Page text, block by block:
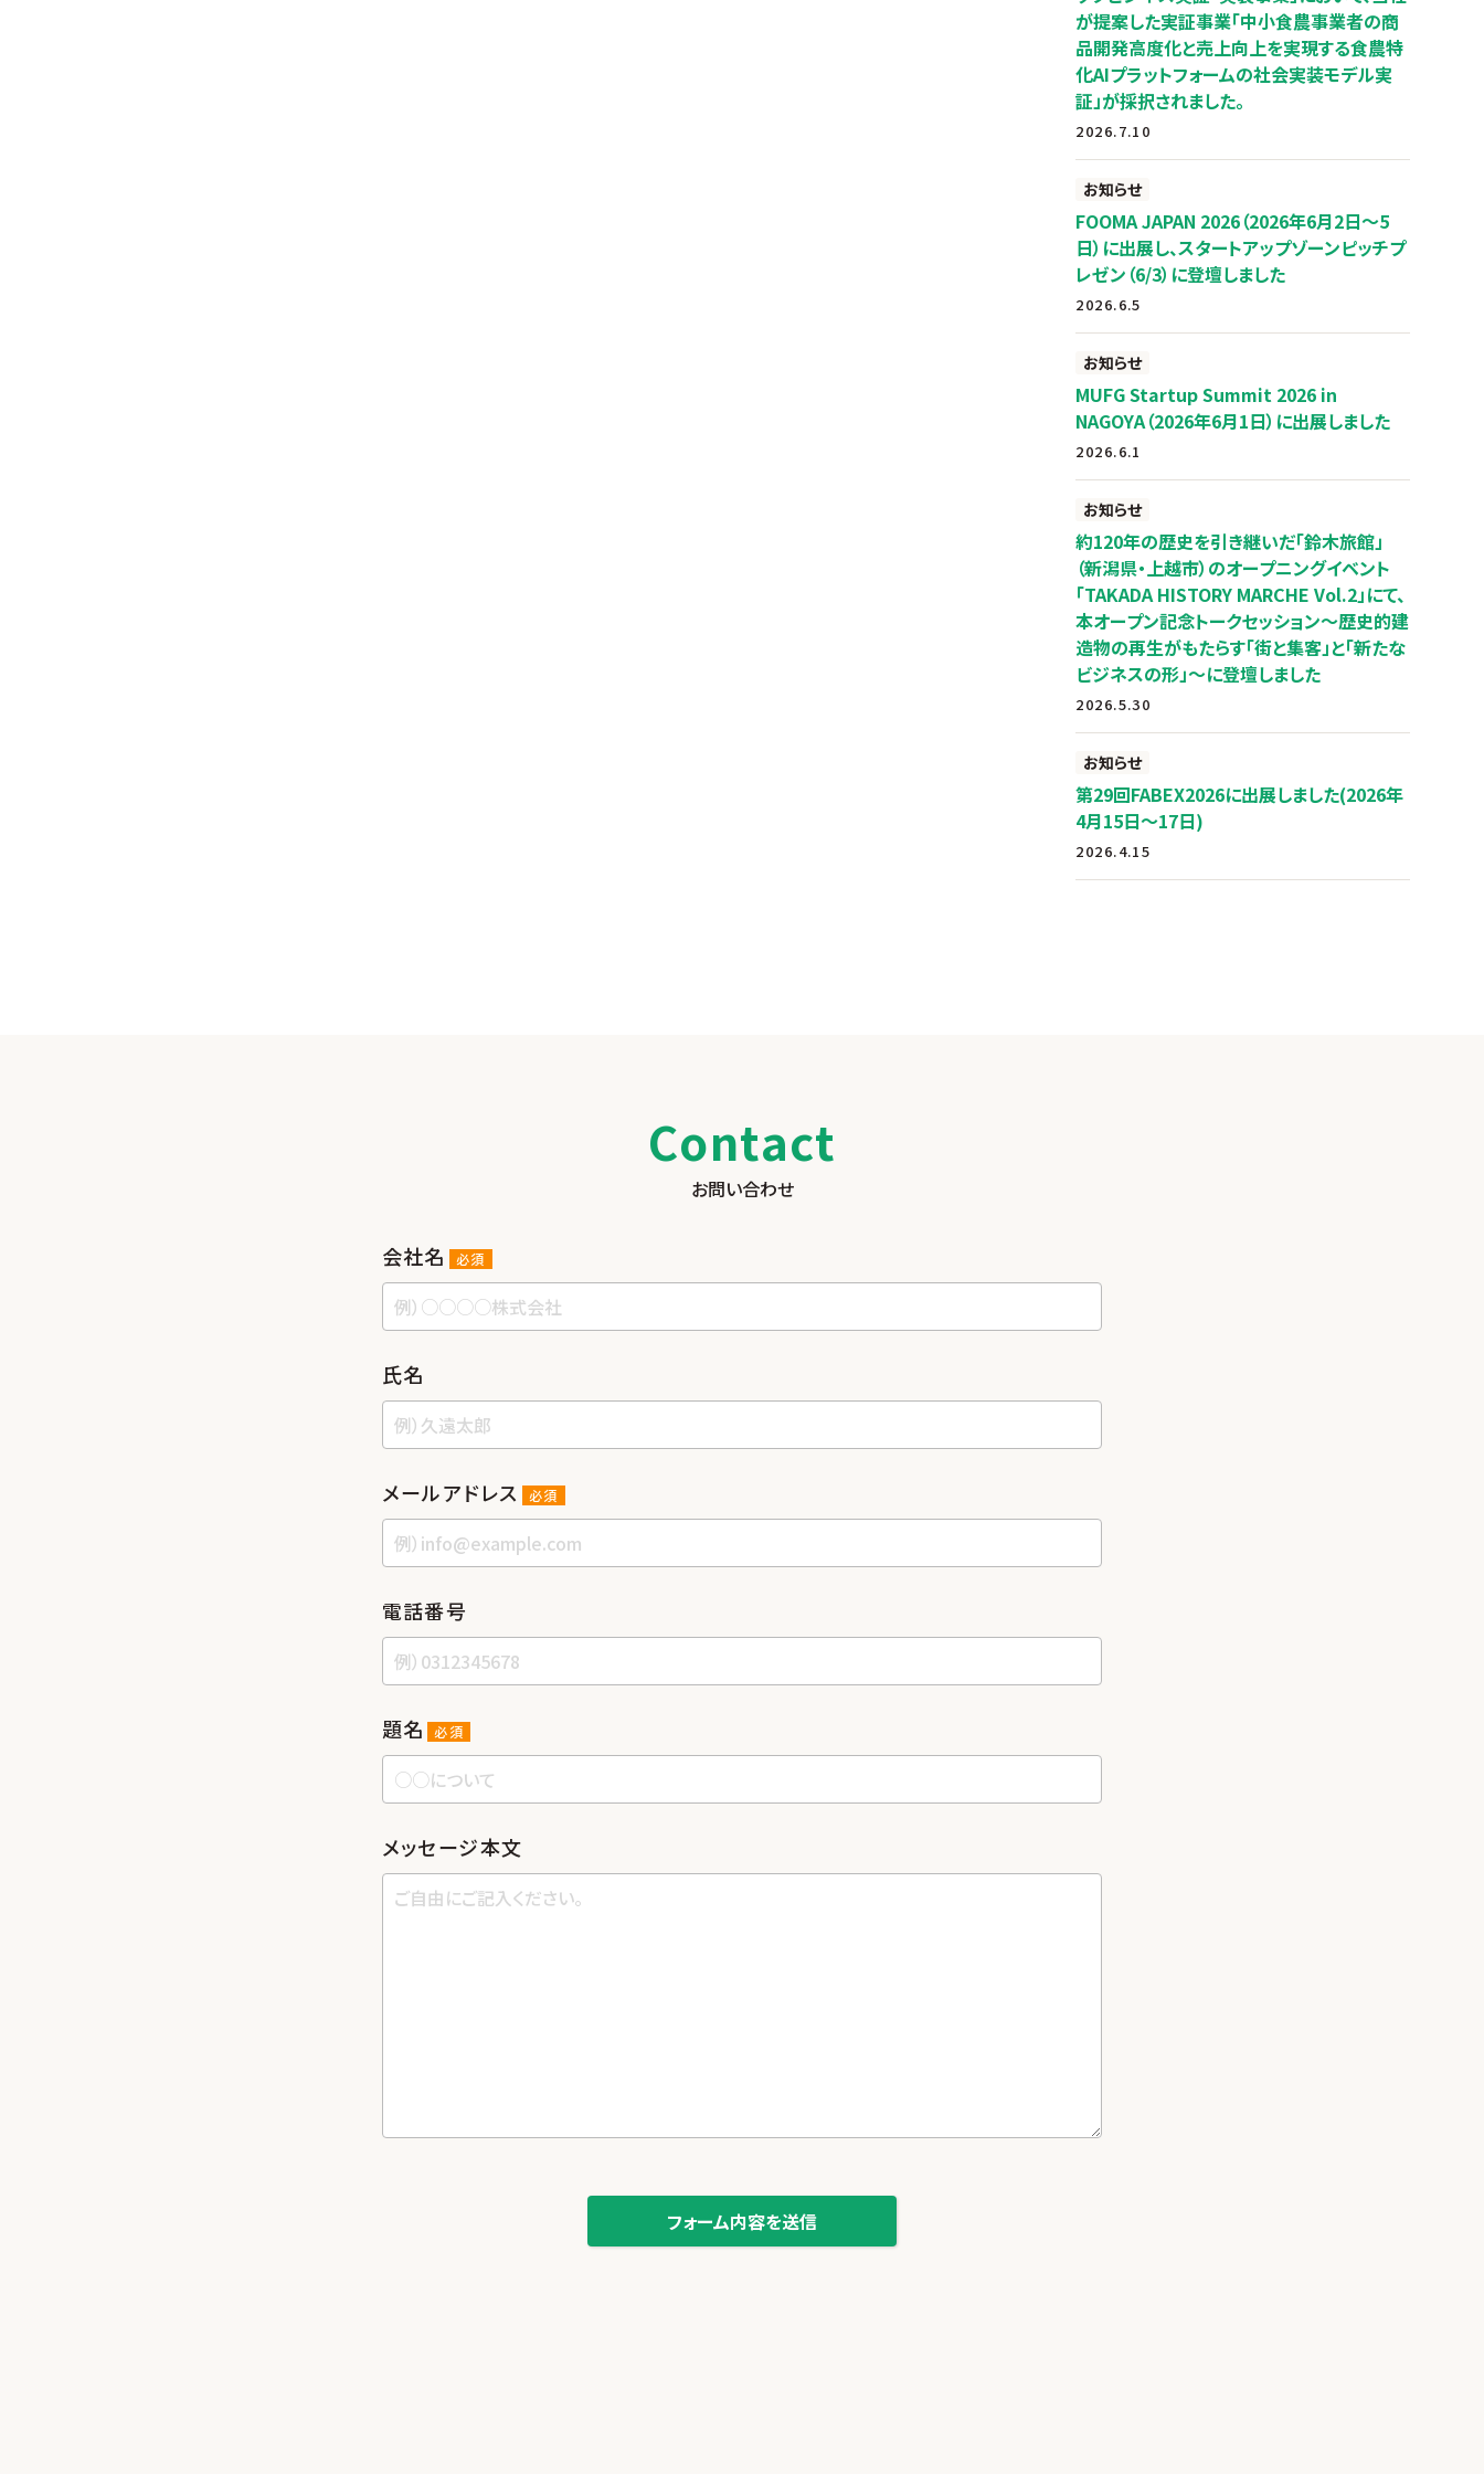
が提案した実証事業「中小食農事業者の商
品開発高度化と売上向上を実現する食農特
化AIプラットフォームの社会実装モデル実
証」が採択されました。
2026.7.10
お知らせ
FOOMA JAPAN 2026（2026年6月2日～5
日）に出展し、スタートアップゾーンピッチプ
レゼン（6/3）に登壇しました
2026.6.5
お知らせ
MUFG Startup Summit 2026 in
NAGOYA（2026年6月1日）に出展しました
2026.6.1
お知らせ
約120年の歴史を引き継いだ「鈴木旅館」
（新潟県・上越市）のオープニングイベント
「TAKADA HISTORY MARCHE Vol.2」にて、
本オープン記念トークセッション～歴史的建
造物の再生がもたらす「街と集客」と「新たな
ビジネスの形」～に登壇しました
2026.5.30
お知らせ
第29回FABEX2026に出展しました(2026年
4月15日～17日)
2026.4.15
Contact
お問い合わせ
会社名 必須
⽒名
メールアドレス 必須
電話番号
題名 必須
メッセージ本⽂